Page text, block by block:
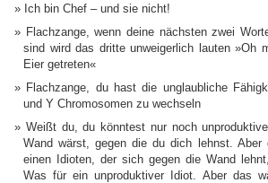
Ich bin Chef – und sie nicht!
Flachzange, wenn deine nächsten zwei
sind wird das dritte unweigerlich lauten »Oh
Eier getreten«
Flachzange, du hast die unglaubliche
und Y Chromosomen zu wechseln
Weißt du, du könntest nur noch
Wand wärst, gegen die du dich lehnst. Aber
einen Idioten, der sich gegen die Wand
Was für ein unproduktiver Idiot. Aber das